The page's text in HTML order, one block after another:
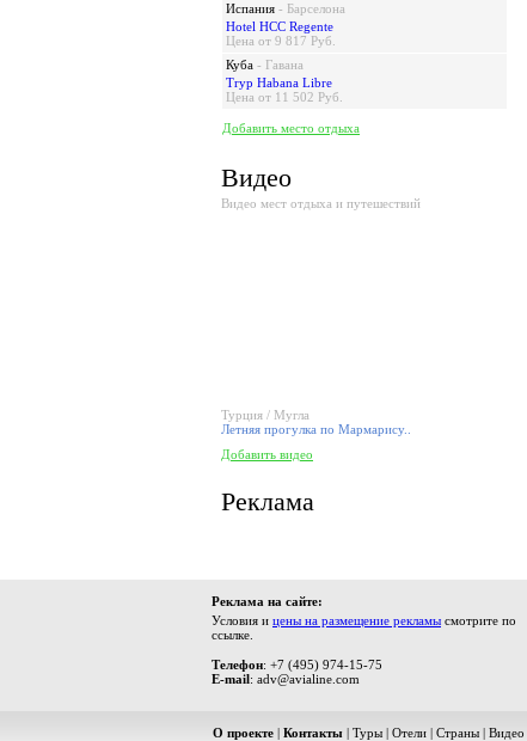
Испания - Барселона
Hotel HCC Regente
Цена от 9 817 Руб.
Куба - Гавана
Tryp Habana Libre
Цена от 11 502 Руб.
Добавить место отдыха
Видео
Видео мест отдыха и путешествий
Турция / Мугла
Летняя прогулка по Мармарису..
Добавить видео
Реклама
Реклама на сайте:
Условия и цены на размещение рекламы смотрите по
ссылке.
Телефон: +7 (495) 974-15-75
E-mail: adv@avialine.com
О проекте | Контакты | Туры | Отели | Страны | Видео